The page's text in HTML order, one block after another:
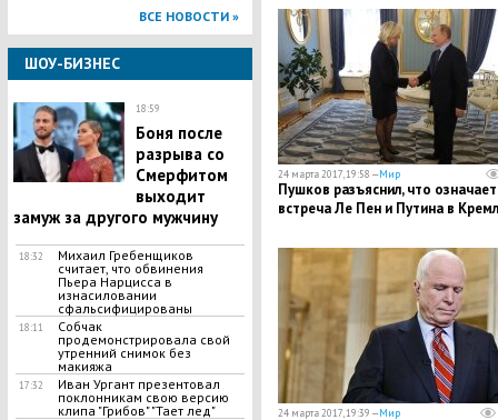
ВСЕ НОВОСТИ »
ШОУ-БИЗНЕС
18:59
Боня после
разрыва со
Смерфитом
выходит
замуж за другого мужчину
18:32
Михаил Гребенщиков
считает, что обвинения
Пьера Нарцисса в
изнасиловании
сфальсифицированы
18:11
Собчак
продемонстрировала свой
утренний снимок без
макияжа
17:32
Иван Ургант презентовал
поклонникам свою версию
клипа "Грибов" "Тает лед"
24 марта 2017, 19:58 —Мир
Пушков разъяснил, что означает
встреча Ле Пен и Путина в
24 марта 2017, 19:39 —Мир